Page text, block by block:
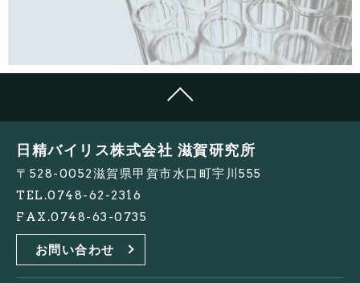
日精バイリス株式会社 滋賀研究所
〒528-0052滋賀県甲賀市水口町宇川555
TEL.0748-62-2316
FAX.0748-63-0735
お問い合わせ